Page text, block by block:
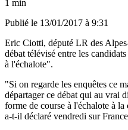
1 min
Publié le 13/01/2017 à 9:31
Eric Ciotti, député LR des
débat télévisé entre les
à l'échalote".
"Si on regarde les enquêtes ce
départager ce débat qui au vrai
forme de course à l'échalote à
a-t-il déclaré vendredi sur